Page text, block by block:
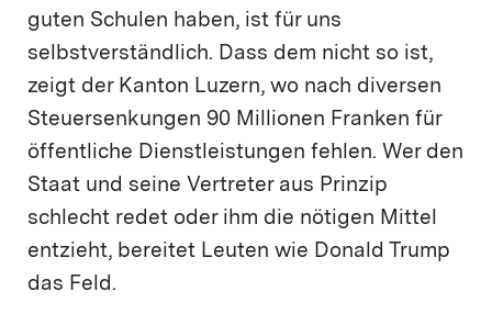
guten Schulen haben, ist für uns
selbstverständlich. Dass dem nicht so ist,
zeigt der Kanton Luzern, wo nach diversen
Steuersenkungen 90 Millionen Franken für
öffentliche Dienstleistungen fehlen. Wer den
Staat und seine Vertreter aus Prinzip
schlecht redet oder ihm die nötigen Mittel
entzieht, bereitet Leuten wie Donald Trump
das Feld.